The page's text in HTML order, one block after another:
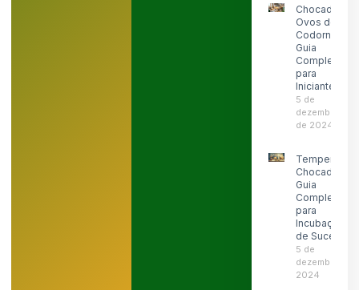
Chocadeira
Ovos de
Codorna:
Guia
Completo
para
Iniciantes
5 de
dezembro
de 2024
Temperatura
Chocadeira:
Guia
Completo
para
Incubação
de Sucesso
5 de
dezembro de
2024